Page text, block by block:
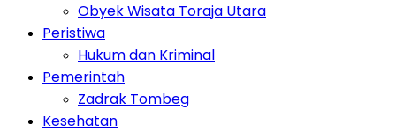
Obyek Wisata Toraja Utara
Peristiwa
Hukum dan Kriminal
Pemerintah
Zadrak Tombeg
Kesehatan